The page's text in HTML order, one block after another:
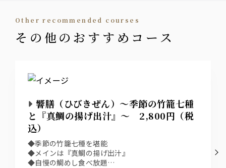
梅酒
・ジントニック
ジャパニーズクラフトウォッカ『白』
・ウォッカソーダ
・モスコミュール
other recommended courses
その他のおすすめコース
響膳（ひびきぜん）～季節の竹籠七種
と『真鯛の揚げ出汁』～ 2,800円（税
込）
◆季節の竹籠七種を堪能
◆メインは『真鯛の揚げ出汁』
◆自慢の鯛めし食べ放題